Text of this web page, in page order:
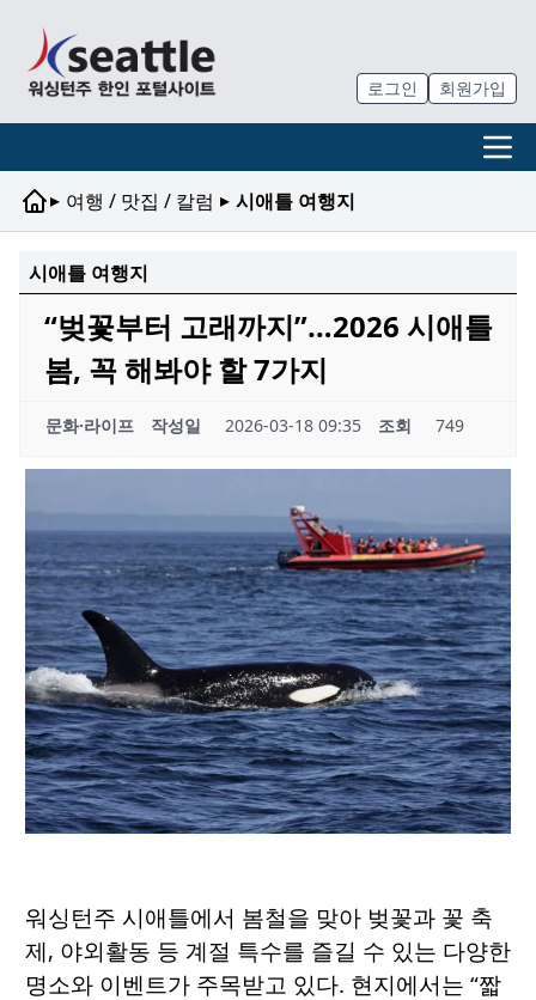
로그인 회원가입
▸ 여행 / 맛집 / 칼럼 ▸ 시애틀 여행지
시애틀 여행지
“벚꽃부터 고래까지”…2026 시애틀
봄, 꼭 해봐야 할 7가지
문화·라이프 작성일 2026-03-18 09:35 조회 749
워싱턴주 시애틀에서 봄철을 맞아 벚꽃과 꽃 축
제, 야외활동 등 계절 특수를 즐길 수 있는 다양한
명소와 이벤트가 주목받고 있다. 현지에서는 “짧